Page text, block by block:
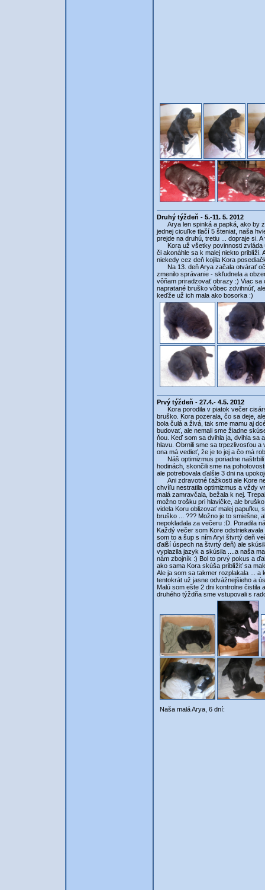
Druhý týždeň - 5.-11. 5. 2012
Arya len spinká a papká, ako by
jednej cicuľke tlačí 5 šteniat, naša
prejde na druhú, tretiu ... dopraje si.
Kora už všetky povinnosti zvláda
či akonáhle sa k malej niekto priblíži.
niekedy cez deň kojila Kora
Na 13. deň Arya začala otvárať
zmenilo správanie - skľudnela a
vôňam priradzovať obrazy :) Viac sa
napratané bruško vôbec zdvihnúť,
keďže už ich mala ako bosorka :)
Prvý týždeň - 27.4.- 4.5. 2012
Kora porodila v piatok večer
bruško. Kora pozerala, čo sa deje,
bola čulá a živá, tak sme mamu aj
budovať, ale nemali sme žiadne
ňou. Keď som sa dvihla ja, dvihla sa
hlavu. Obrnili sme sa trpezlivosťou a
ona má vedieť, že je to jej a čo má
Náš optimizmus poriadne naštrbili
hodinách, skončili sme na
ale potrebovala ďalšie 3 dni na
Ani zdravotné ťažkosti ale Kore
chvíľu nestratila optimizmus a vždy
malá zamravčala, bežala k nej.
možno trošku pri hlavičke, ale
videla Koru oblizovať malej papuľku,
bruško ... ??? Možno je to smiešne,
nepokladala za večeru :D. Poradila
Každý večer som Kore
som to a šup s ním Aryi štvrtý deň
ďalší úspech na štvrtý deň) ale
vyplazila jazyk a skúsila ....a naša
nám zbojník :) Bol to prvý pokus a
ako sama Kora skúša priblížiť sa
Ale ja som sa takmer rozplakala ... a
tentokrát už jasne odvážnejšieho a
Malú som ešte 2 dni kontrolne čistila
druhého týždňa sme vstupovali s
Naša malá Arya, 6 dní: